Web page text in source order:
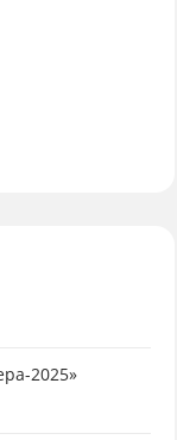
2025»